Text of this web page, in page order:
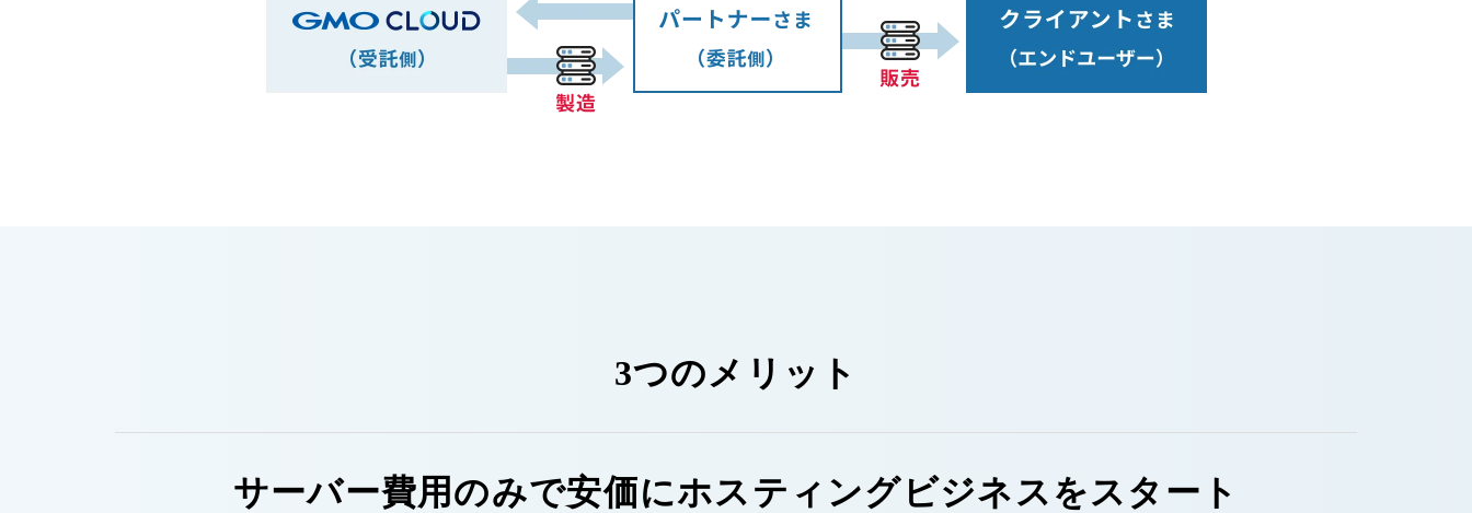
3つのメリット
サーバー費用のみで安価にホスティングビジネスをスタート